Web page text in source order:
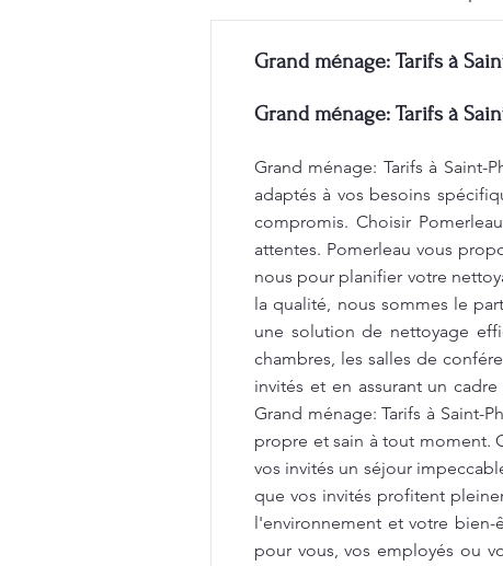
Grand ménage: Tarifs à
Grand ménage: Tarifs à
Grand ménage: Tarifs à Saint-
adaptés à vos besoins
compromis. Choisir
attentes. Pomerleau vous
nous pour planifier votre
la qualité, nous sommes le
une solution de nettoyage
chambres, les salles de
invités et en assurant un
Grand ménage: Tarifs à Saint-
propre et sain à tout moment.
vos invités un séjour
que vos invités profitent
l'environnement et votre bien-
pour vous, vos employés ou